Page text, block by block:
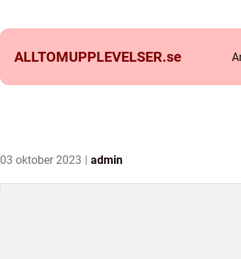
ALLTOMUPPLEVELSER.se
03 oktober 2023 admin